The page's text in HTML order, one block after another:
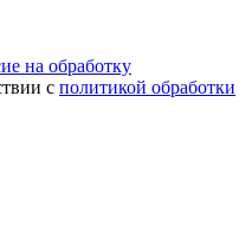
на обработку
с политикой обработки